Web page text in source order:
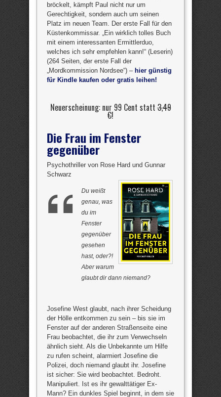
bröckelt, kämpft Paul nicht nur um
Gerechtigkeit, sondern auch um seinen
Platz im neuen Team. Der erste Fall für den
Küstenkommissar. „Ein wirklich tolles Buch
mit einem interessanten Ermittlerduo,
welches ich sehr empfehlen kann!“ (Leserin)
(264 Seiten, der erste Fall der
„Mordkommission Nordsee“) – hier günstig
für Kindle kaufen oder gratis leihen!
Neuerscheinung: nur 99 Cent statt3,49
€!
Die Frau im Fenster
gegenüber
Psychothriller von Rose Hard und Gunnar
Schwarz
Du weißt
genau, was
du im
Fenster
gegenüber
gesehen
hast, oder?!
Aber warum
glaubt dir dann niemand?
Josefine West glaubt, nach ihrer Scheidung
der Hölle entkommen zu sein – bis sie im
Fenster auf der anderen Straßenseite eine
Frau beobachtet, die ihr zum Verwechseln
ähnlich sieht. Als die Unbekannte um Hilfe
zu rufen scheint, alarmiert Josefine die
Polizei, doch niemand glaubt ihr. Josefine
ist sicher: Sie wird beobachtet. Bedroht.
Manipuliert. Ist es ihr gewalttätiger Ex-
Mann? Ein dunkles Spiel beginnt, in dem sie